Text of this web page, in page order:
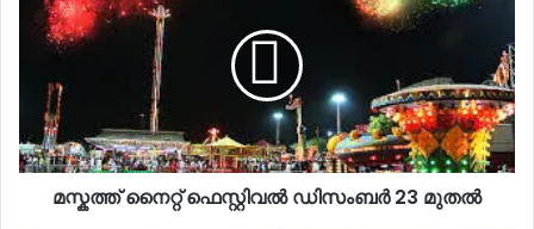
മസ്കത്ത് നൈറ്റ് ഫെസ്റ്റിവൽ ഡിസംബർ 23 മുതൽ